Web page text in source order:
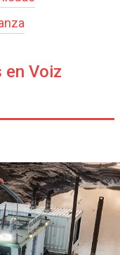
Voiz